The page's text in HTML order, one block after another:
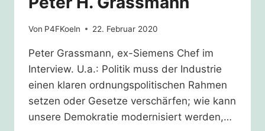
Von P4FKoeln 22. Februar 2020
Peter Grassmann, ex-Siemens Chef im
Interview. U.a.: Politik muss der Industrie
einen klaren ordnungspolitischen Rahmen
setzen oder Gesetze verschärfen; wie kann
unsere Demokratie modernisiert werden,…